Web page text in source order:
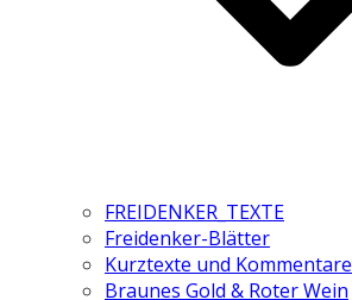
FREIDENKER_TEXTE
Freidenker-Blätter
Kurztexte und Kommentare
Braunes Gold & Roter Wein